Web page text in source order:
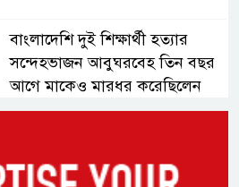
বাংলাদেশি দুই শিক্ষার্থী হত্যার
সন্দেহভাজন আবুঘরবেহ তিন বছর
আগে মাকেও মারধর করেছিলেন